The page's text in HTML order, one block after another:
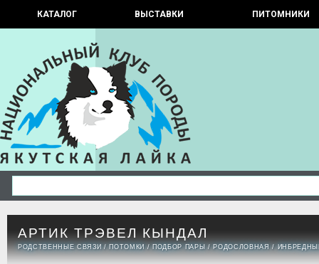
КАТАЛОГ ВЫСТАВКИ ПИТОМНИКИ
АРТИК ТРЭВЕЛ КЫНДАЛ
РОДСТВЕННЫЕ СВЯЗИ /ПОТОМКИ /ПОДБОР ПАРЫ /РОДОСЛОВНАЯ /